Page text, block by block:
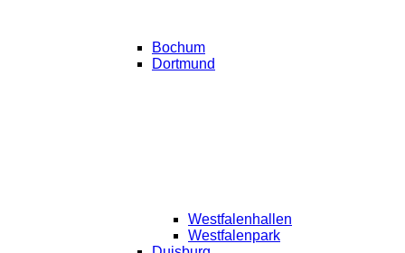
Bochum
Dortmund
Westfalenhallen
Westfalenpark